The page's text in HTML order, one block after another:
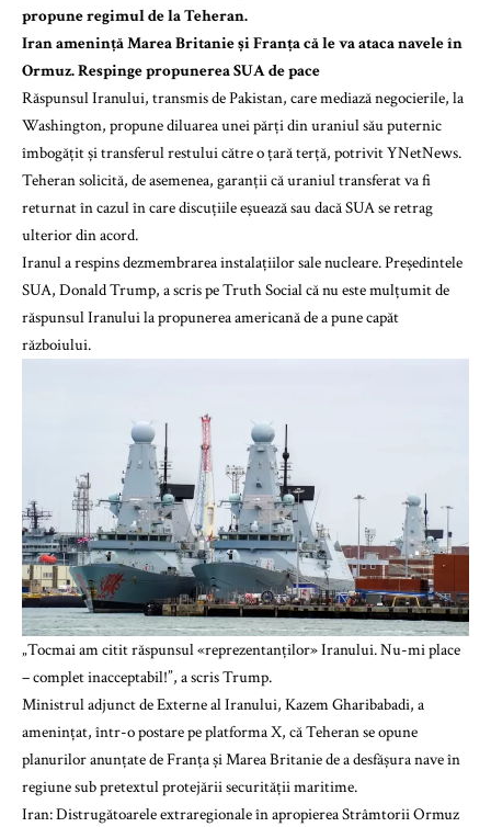
propune regimul de la Teheran.
Iran amenință Marea Britanie și Franța că le va ataca navele în
Ormuz. Respinge propunerea SUA de pace
Răspunsul Iranului, transmis de Pakistan, care mediază negocierile, la
Washington, propune diluarea unei părți din uraniul său puternic
îmbogățit și transferul restului către o țară terță, potrivit YNetNews.
Teheran solicită, de asemenea, garanții că uraniul transferat va fi
returnat în cazul în care discuțiile eșuează sau dacă SUA se retrag
ulterior din acord.
Iranul a respins dezmembrarea instalațiilor sale nucleare. Președintele
SUA, Donald Trump, a scris pe Truth Social că nu este mulțumit de
răspunsul Iranului la propunerea americană de a pune capăt
războiului.
„Tocmai am citit răspunsul «reprezentanților» Iranului. Nu-mi place
– complet inacceptabil!”, a scris Trump.
Ministrul adjunct de Externe al Iranului, Kazem Gharibabadi, a
amenințat, într-o postare pe platforma X, că Teheran se opune
planurilor anunțate de Franța și Marea Britanie de a desfășura nave în
regiune sub pretextul protejării securității maritime.
Iran: Distrugătoarele extraregionale în apropierea Strâmtorii Ormuz